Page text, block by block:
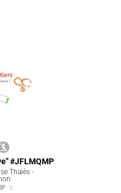
#JFLMQMP
Thalès -
0